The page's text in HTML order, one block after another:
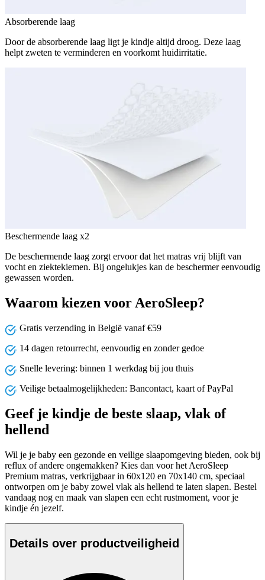
Absorberende laag
Door de absorberende laag ligt je kindje altijd droog. Deze laag
helpt zweten te verminderen en voorkomt huidirritatie.
Beschermende laag x2
De beschermende laag zorgt ervoor dat het matras vrij blijft van
vocht en ziektekiemen. Bij ongelukjes kan de beschermer eenvoudig
gewassen worden.
Waarom kiezen voor AeroSleep?
Gratis verzending in België vanaf €59
14 dagen retourrecht, eenvoudig en zonder gedoe
Snelle levering: binnen 1 werkdag bij jou thuis
Veilige betaalmogelijkheden: Bancontact, kaart of PayPal
Geef je kindje de beste slaap, vlak of
hellend
Wil je je baby een gezonde en veilige slaapomgeving bieden, ook bij
reflux of andere ongemakken? Kies dan voor het AeroSleep
Premium matras, verkrijgbaar in 60x120 en 70x140 cm, speciaal
ontworpen om je baby zowel vlak als hellend te laten slapen. Bestel
vandaag nog en maak van slapen een echt rustmoment, voor je
kindje én jezelf.
Details over productveiligheid